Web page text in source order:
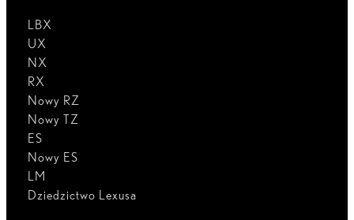
LBX
UX
NX
RX
Nowy RZ
Nowy TZ
ES
Nowy ES
LM
Dziedzictwo Lexusa